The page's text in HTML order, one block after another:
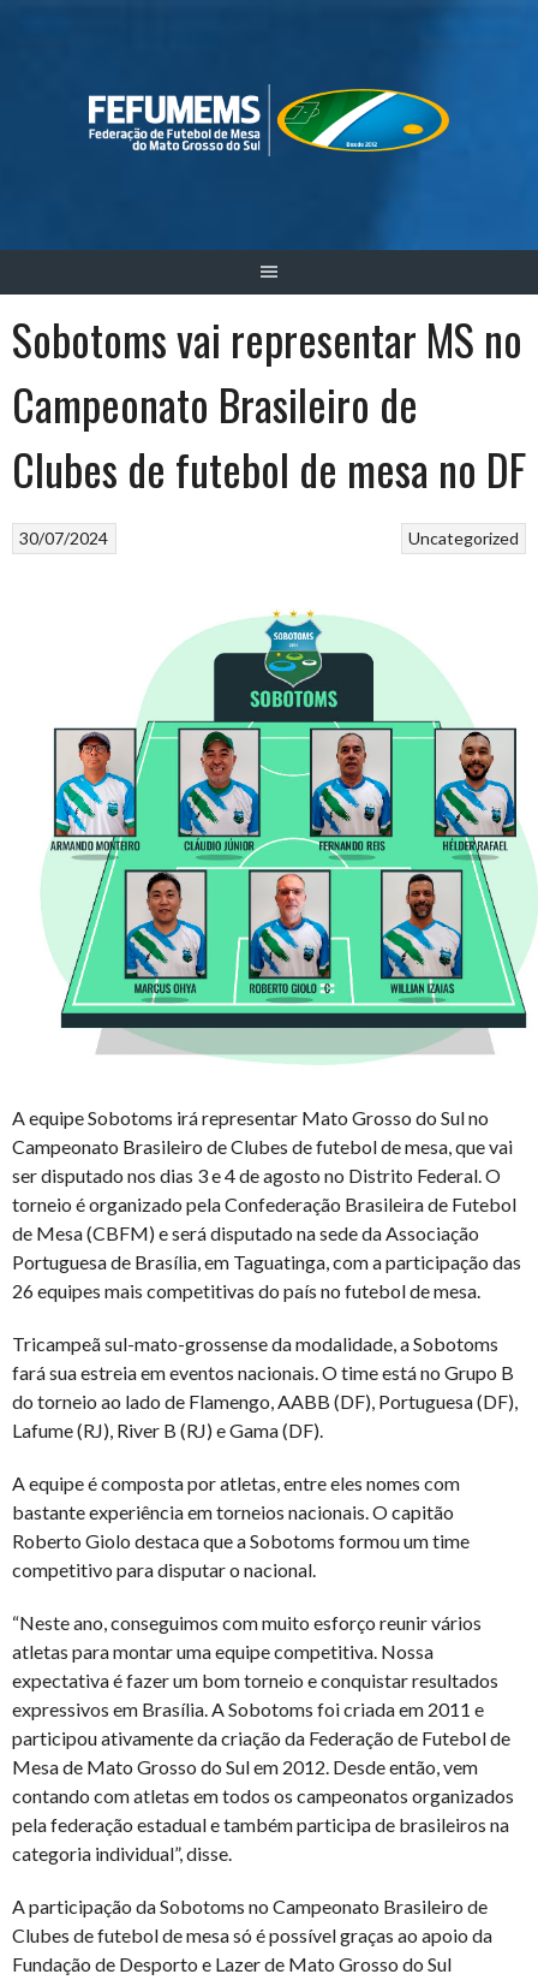
Sobotoms vai representar MS no
Campeonato Brasileiro de
Clubes de futebol de mesa no DF
Uncategorized
30/07/2024
A equipe Sobotoms irá representar Mato Grosso do Sul no
Campeonato Brasileiro de Clubes de futebol de mesa, que vai
ser disputado nos dias 3 e 4 de agosto no Distrito Federal. O
torneio é organizado pela Confederação Brasileira de Futebol
de Mesa (CBFM) e será disputado na sede da Associação
Portuguesa de Brasília, em Taguatinga, com a participação das
26 equipes mais competitivas do país no futebol de mesa.
Tricampeã sul-mato-grossense da modalidade, a Sobotoms
fará sua estreia em eventos nacionais. O time está no Grupo B
do torneio ao lado de Flamengo, AABB (DF), Portuguesa (DF),
Lafume (RJ), River B (RJ) e Gama (DF).
A equipe é composta por atletas, entre eles nomes com
bastante experiência em torneios nacionais. O capitão
Roberto Giolo destaca que a Sobotoms formou um time
competitivo para disputar o nacional.
“Neste ano, conseguimos com muito esforço reunir vários
atletas para montar uma equipe competitiva. Nossa
expectativa é fazer um bom torneio e conquistar resultados
expressivos em Brasília. A Sobotoms foi criada em 2011 e
participou ativamente da criação da Federação de Futebol de
Mesa de Mato Grosso do Sul em 2012. Desde então, vem
contando com atletas em todos os campeonatos organizados
pela federação estadual e também participa de brasileiros na
categoria individual”, disse.
A participação da Sobotoms no Campeonato Brasileiro de
Clubes de futebol de mesa só é possível graças ao apoio da
Fundação de Desporto e Lazer de Mato Grosso do Sul